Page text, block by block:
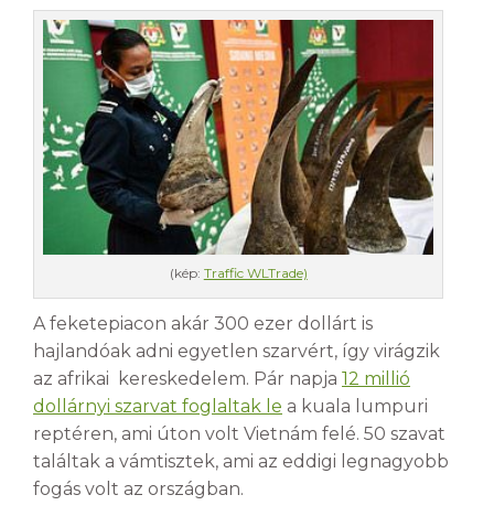
(kép: Traffic WLTrade)
A feketepiacon akár 300 ezer dollárt is
hajlandóak adni egyetlen szarvért, így virágzik
az afrikai kereskedelem. Pár napja 12 millió
dollárnyi szarvat foglaltak le a kuala lumpuri
reptéren, ami úton volt Vietnám felé. 50 szavat
találtak a vámtisztek, ami az eddigi legnagyobb
fogás volt az országban.